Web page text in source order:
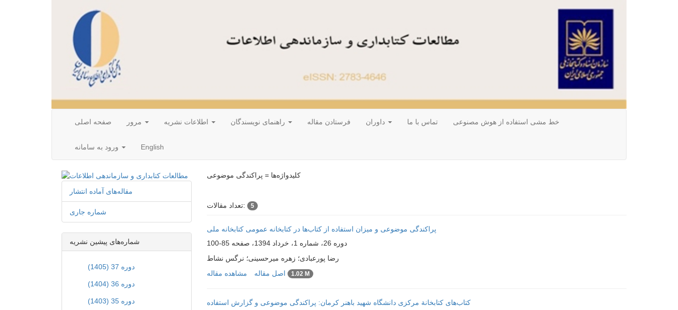
صفحه اصلی فرستادن مقاله تماس با ما خط مشی استفاده از هوش مصنوعی
English
کلیدواژه‌ها = پراکندگی موضوعی
تعداد مقالات: 5
پراکندگی موضوعی و میزان استفاده از کتاب‌ها در کتابخانه عمومی کتابخانه ملی
دوره 26، شماره 1، خرداد 1394، صفحه
85-100
رضا پورعبادی؛ زهره میرحسینی؛ نرگس نشاط
مشاهده مقاله
1.02 M
کتاب‌های کتابخانة مرکزی دانشگاه شهید باهنر کرمان: پراکندگی موضوعی و گزارش استفاده
مقاله‌های آماده انتشار
شماره جاری
شماره‌های پیشین نشریه
دوره 37 (1405)
دوره 36 (1404)
دوره 35 (1403)